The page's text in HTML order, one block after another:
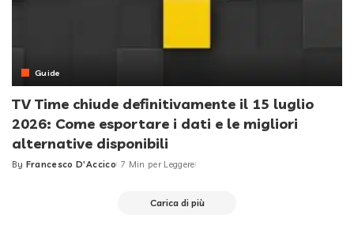
Guide
TV Time chiude definitivamente il 15 luglio
2026: Come esportare i dati e le migliori
alternative disponibili
Posted
By Francesco D'Accico 7 Min per Leggere
Carica di più